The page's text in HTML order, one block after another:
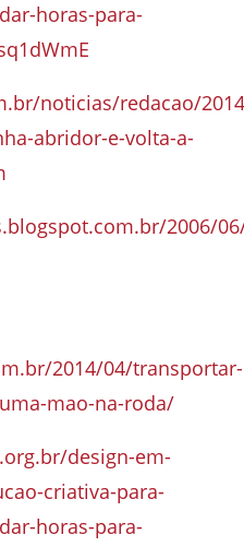
horas-para-
noticias/redacao/
abridor-e-volta-a-
2006/
2014/04/transportar-
mao-na-roda/
design-em-
criativa-para-
horas-para-